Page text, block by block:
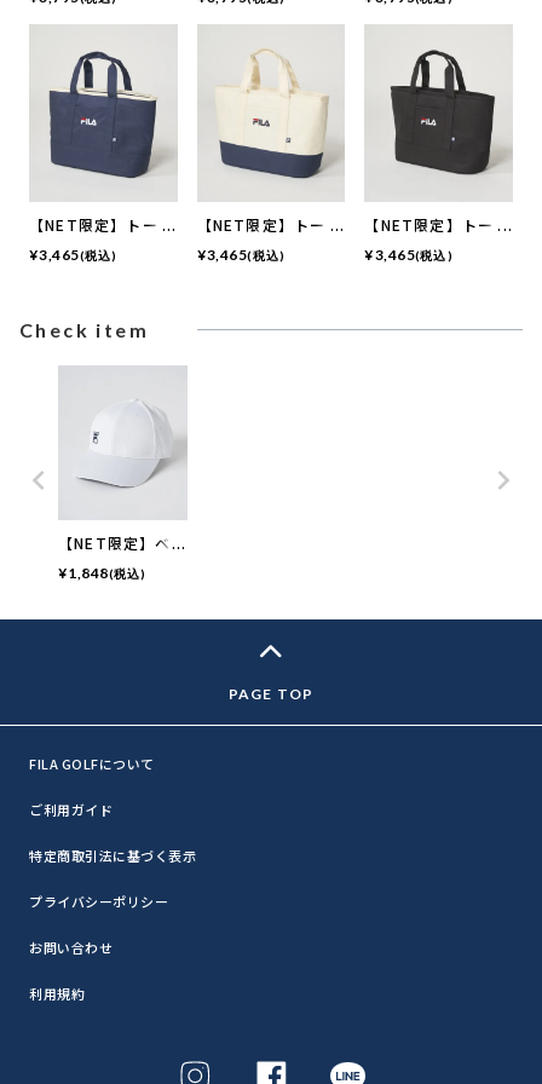
【NET限定】トート
バッグ
¥3,465(税込)
【NET限定】トート
バッグ
¥3,465(税込)
【NET限定】トート
バッグ
¥3,465(税込)
Check item
【NET限定】ベ
ーシックロゴキャ
ップ
¥1,848(税込)
FILA GOLFについて
ご利用ガイド
特定商取引法に基づく表示
プライバシーポリシー
お問い合わせ
利用規約